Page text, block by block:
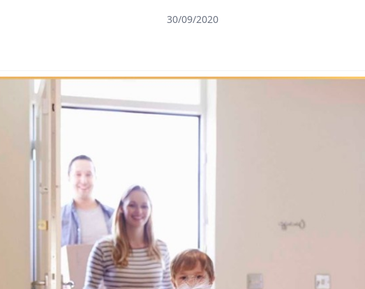
30/09/2020